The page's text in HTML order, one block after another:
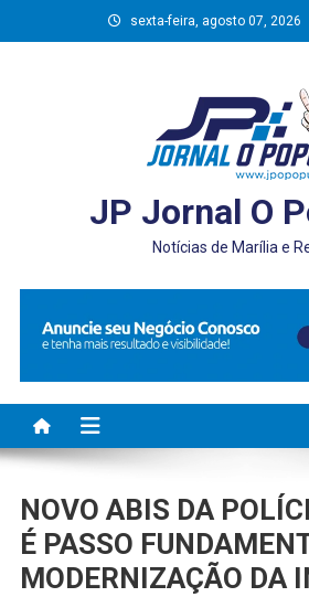
to
sexta-feira, agosto 07, 2026
JP Jornal O
Notícias de Marília e
NOVO ABIS DA
É PASSO
MODERNIZAÇÃO DA